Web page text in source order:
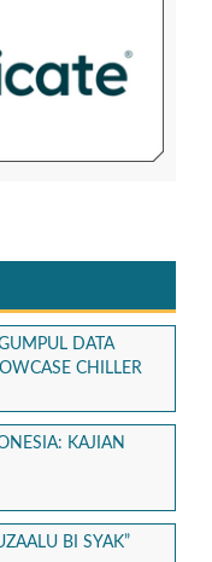
DATA
CHILLER
KAJIAN
BI SYAK”